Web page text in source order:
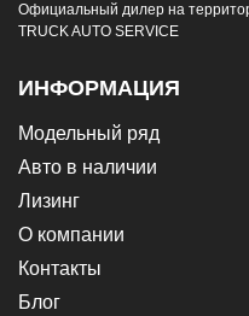
Официальный дилер на
TRUCK AUTO SERVICE
ИНФОРМАЦИЯ
Модельный ряд
Авто в наличии
Лизинг
О компании
Контакты
Блог